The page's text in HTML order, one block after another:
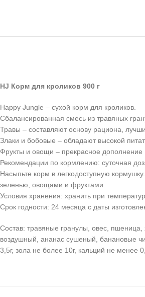
HJ Корм для кроликов 900 г
Happy Jungle – сухой корм для кроликов.
Сбалансированная смесь из травяных
Травы – составляют основу рациона,
Злаки и бобовые – обладают высокой
Фрукты и овощи – прекрасное
Рекомендации по кормлению: суточная
Насыпьте корм в легкодоступную
зеленью, овощами и фруктами.
Условия хранения: хранить при
Срок годности: 24 месяца с даты
Состав: травяные гранулы, овес,
воздушный, ананас сушеный, банановые
3,5г, зола не более 10г, кальций не менее